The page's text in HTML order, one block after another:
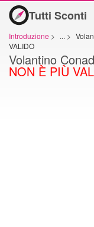
Tutti Sconti
Introduzione > ... >
VALIDO
Volantino
NON È PIÙ